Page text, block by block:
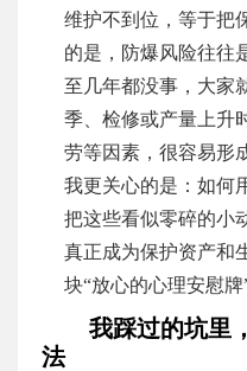
维护不到位，等于把
的是，防爆风险往往
至几年都没事，大家
季、检修或产量上升
劳等因素，很容易形
我更关心的是：如何
把这些看似零碎的小
真正成为保护资产和
块“放心的心理安慰牌”
我踩过的坑里
法